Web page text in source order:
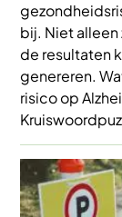
bij. Niet alleen
de resultaten
genereren.
risico op
Afbeelding